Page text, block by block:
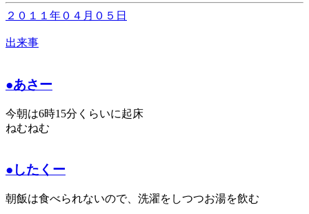
２０１１年０４月０５日
出来事
●あさー
今朝は6時15分くらいに起床
ねむねむ
●したくー
朝飯は食べられないので、洗濯をしつつお湯を飲む